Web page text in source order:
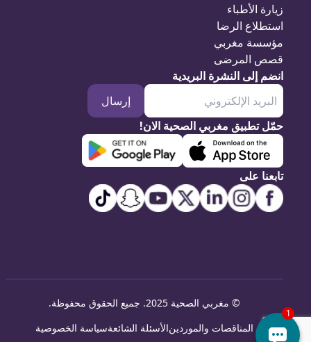
زيارة الأطباء
استطلاع الرضا
مؤسسة مغربي
قصص المرضى
انضم إلى النشرة البريدية
إرسال
حمّل تطبيق مغربي الصحية الان!
تابعنا على
© مغربي الصحية 2025. جميع الحقوق محفوظة
.
المناقصات والموردينالأسئلة الشائعةسياسة الخصوصية